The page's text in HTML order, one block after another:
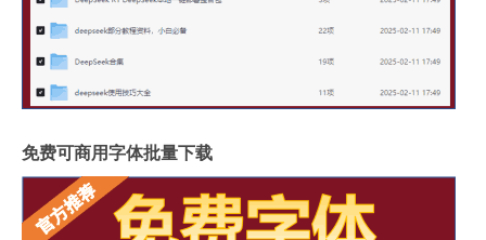
免费可商用字体批量下载